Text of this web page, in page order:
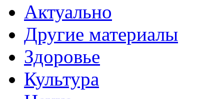
Актуально
Другие материалы
Здоровье
Культура